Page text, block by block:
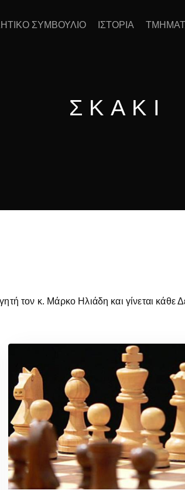
ΣΥΜΒΟΥΛΙΟ ΙΣΤΟΡΙΑ
ΣΚΑΚΙ
τον κ. Μάρκο Ηλιάδη και γίνεται